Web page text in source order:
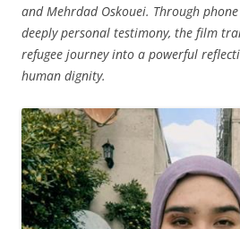
and Mehrdad Oskouei. Through
deeply personal testimony, the film
refugee journey into a powerful
human dignity.